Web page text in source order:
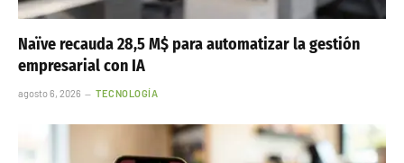
Naïve recauda 28,5 M$ para automatizar la gestión
empresarial con IA
agosto 6, 2026 TECNOLOGÍA